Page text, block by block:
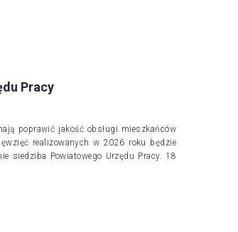
Pracy
poprawić jakość obsługi mieszkańców
realizowanych w 2026 roku będzie
siedziba Powiatowego Urzędu Pracy. 18